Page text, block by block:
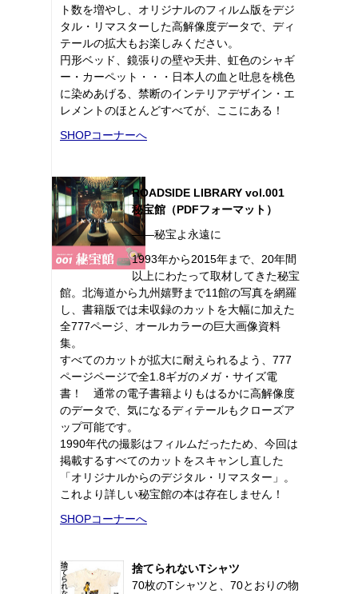
ト数を増やし、オリジナルのフィルム版をデジ
タル・リマスターした高解像度データで、ディ
テールの拡大もお楽しみください。
円形ベッド、鏡張りの壁や天井、虹色のシャギ
ー・カーペット・・・日本人の血と吐息を桃色
に染めあげる、禁断のインテリアデザイン・エ
レメントのほとんどすべてが、ここにある！
SHOPコーナーへ
ROADSIDE LIBRARY vol.001
秘宝館（PDFフォーマット）
――秘宝よ永遠に
1993年から2015年まで、20年間
以上にわたって取材してきた秘宝
館。北海道から九州嬉野まで11館の写真を網羅
し、書籍版では未収録のカットを大幅に加えた
全777ページ、オールカラーの巨大画像資料
集。
すべてのカットが拡大に耐えられるよう、777
ページページで全1.8ギガのメガ・サイズ電
書！ 通常の電子書籍よりもはるかに高解像度
のデータで、気になるディテールもクローズア
ップ可能です。
1990年代の撮影はフィルムだったため、今回は
掲載するすべてのカットをスキャンし直した
「オリジナルからのデジタル・リマスター」。
これより詳しい秘宝館の本は存在しません！
SHOPコーナーへ
捨てられないTシャツ
70枚のTシャツと、70とおりの物